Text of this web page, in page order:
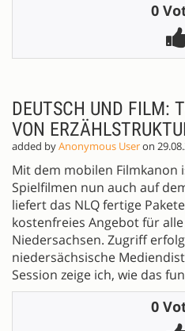
0
DEUTSCH UND FILM:
VON
added byAnonymous Useron
Mit dem mobilen Filmkanon
Spielfilmen nun auch auf
liefert das NLQ fertige
kostenfreies Angebot für
Niedersachsen. Zugriff
niedersächsische
Session zeige ich, wie das
0